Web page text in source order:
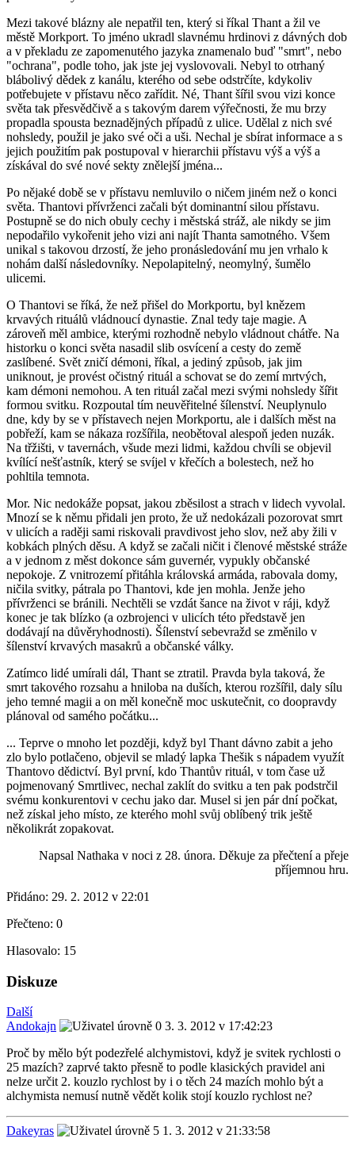
Mezi takové blázny ale nepatřil ten, který si říkal Thant a žil ve
městě Morkport. To jméno ukradl slavnému hrdinovi z dávných dob
a v překladu ze zapomenutého jazyka znamenalo buď "smrt", nebo
"ochrana", podle toho, jak jste jej vyslovovali. Nebyl to otrhaný
blábolivý dědek z kanálu, kterého od sebe odstrčíte, kdykoliv
potřebujete v přístavu něco zařídit. Né, Thant šířil svou vizi konce
světa tak přesvědčivě a s takovým darem výřečnosti, že mu brzy
propadla spousta beznadějných případů z ulice. Udělal z nich své
nohsledy, použil je jako své oči a uši. Nechal je sbírat informace a s
jejich použitím pak postupoval v hierarchii přístavu výš a výš a
získával do své nové sekty znělejší jména...
Po nějaké době se v přístavu nemluvilo o ničem jiném než o konci
světa. Thantovi přívrženci začali být dominantní silou přístavu.
Postupně se do nich obuly cechy i městská stráž, ale nikdy se jim
nepodařilo vykořenit jeho vizi ani najít Thanta samotného. Všem
unikal s takovou drzostí, že jeho pronásledování mu jen vrhalo k
nohám další následovníky. Nepolapitelný, neomylný, šumělo
ulicemi.
O Thantovi se říká, že než přišel do Morkportu, byl knězem
krvavých rituálů vládnoucí dynastie. Znal tedy taje magie. A
zároveň měl ambice, kterými rozhodně nebylo vládnout chátře. Na
historku o konci světa nasadil slib osvícení a cesty do země
zaslíbené. Svět zničí démoni, říkal, a jediný způsob, jak jim
uniknout, je provést očistný rituál a schovat se do zemí mrtvých,
kam démoni nemohou. A ten rituál začal mezi svými nohsledy šířit
formou svitku. Rozpoutal tím neuvěřitelné šílenství. Neuplynulo
dne, kdy by se v přístavech nejen Morkportu, ale i dalších měst na
pobřeží, kam se nákaza rozšířila, neobětoval alespoň jeden nuzák.
Na třžišti, v tavernách, všude mezi lidmi, každou chvíli se objevil
kvílící nešťastník, který se svíjel v křečích a bolestech, než ho
pohltila temnota.
Mor. Nic nedokáže popsat, jakou zběsilost a strach v lidech vyvolal.
Mnozí se k němu přidali jen proto, že už nedokázali pozorovat smrt
v ulicích a raději sami riskovali pravdivost jeho slov, než aby žili v
kobkách plných děsu. A když se začali ničit i členové městské stráže
a v jednom z měst dokonce sám guvernér, vypukly občanské
nepokoje. Z vnitrozemí přitáhla královská armáda, rabovala domy,
ničila svitky, pátrala po Thantovi, kde jen mohla. Jenže jeho
přívrženci se bránili. Nechtěli se vzdát šance na život v ráji, když
konec je tak blízko (a ozbrojenci v ulicích této představě jen
dodávají na důvěryhodnosti). Šílenství sebevražd se změnilo v
šílenství krvavých masakrů a občanské války.
Zatímco lidé umírali dál, Thant se ztratil. Pravda byla taková, že
smrt takového rozsahu a hniloba na duších, kterou rozšířil, daly sílu
jeho temné magii a on měl konečně moc uskutečnit, co doopravdy
plánoval od samého počátku...
... Teprve o mnoho let později, když byl Thant dávno zabit a jeho
zlo bylo potlačeno, objevil se mladý lapka Thešik s nápadem využít
Thantovo dědictví. Byl první, kdo Thantův rituál, v tom čase už
pojmenovaný Smrtlivec, nechal zaklít do svitku a ten pak podstrčil
svému konkurentovi v cechu jako dar. Musel si jen pár dní počkat,
než získal jeho místo, ze kterého mohl svůj oblíbený trik ještě
několikrát zopakovat.
Napsal Nathaka v noci z 28. února. Děkuje za přečtení a přeje
příjemnou hru.
Přidáno: 29. 2. 2012 v 22:01
Přečteno: 0
Hlasovalo: 15
Diskuze
Další
Andokajn
3. 3. 2012 v 17:42:23
Proč by mělo být podezřelé alchymistovi, když je svitek rychlosti o
25 mazích? zaprvé takto přesně to podle klasických pravidel ani
nelze určit 2. kouzlo rychlost by i o těch 24 mazích mohlo být a
alchymista nemusí nutně vědět kolik stojí kouzlo rychlost ne?
Dakeyras
1. 3. 2012 v 21:33:58